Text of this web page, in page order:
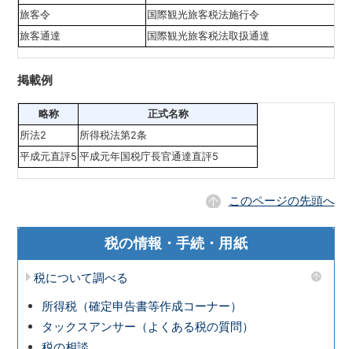
旅客令
国際観光旅客税法施行令
旅客通達
国際観光旅客税法取扱通達
掲載例
略称
正式名称
所法2
所得税法第2条
平成元直評5 平成元年国税庁長官通達直評5
このページの先頭へ
税の情報・手続・用紙
税について調べる
所得税（確定申告書等作成コーナー）
タックスアンサー（よくある税の質問）